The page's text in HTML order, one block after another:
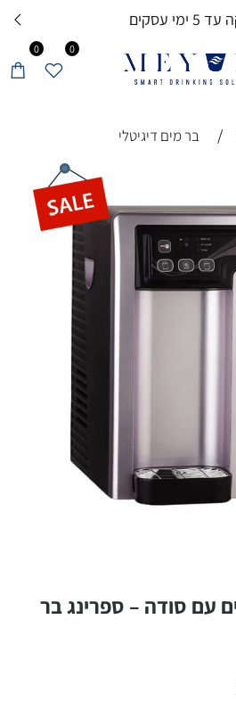
עסקים
0 0
/ בר מים דיגיטלי
עם סודה – ספרינג בר